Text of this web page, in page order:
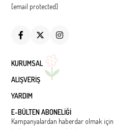
[email protected]
KURUMSAL
ALIŞVERİŞ
YARDIM
E-BÜLTEN ABONELİĞİ
Kampanyalardan haberdar olmak için